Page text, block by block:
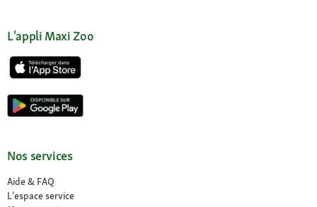
L'appli Maxi Zoo
Nos services
Aide & FAQ
L'espace service